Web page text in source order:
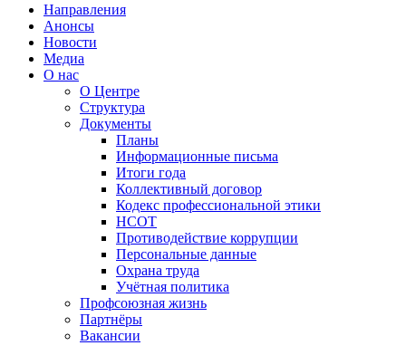
Направления
Анонсы
Новости
Медиа
О нас
О Центре
Структура
Документы
Планы
Информационные письма
Итоги года
Коллективный договор
Кодекс профессиональной этики
НСОТ
Противодействие коррупции
Персональные данные
Охрана труда
Учётная политика
Профсоюзная жизнь
Партнёры
Вакансии